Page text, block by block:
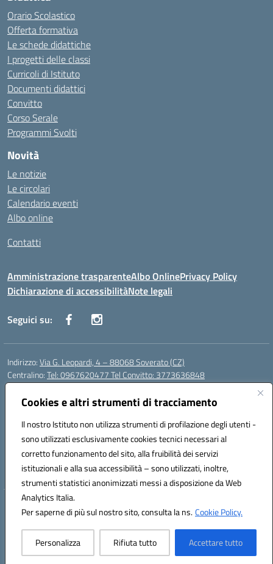
Cookies e altri strumenti di tracciamento
Il nostro Istituto non utilizza strumenti di profilazione degli utenti -
sono utilizzati esclusivamente cookies tecnici necessari al
corretto funzionamento del sito, alla fruibilità dei servizi
istituzionali e alla sua accessibilità – sono utilizzati, inoltre,
strumenti statistici anonimizzati messi a disposizione da Web
Analytics Italia.
Per saperne di più sul nostro sito, consulta la ns.Cookie Policy.
Personalizza Rifiuta tutto Accettare tutto
Orario Scolastico
Offerta formativa
Le schede didattiche
I progetti delle classi
Curricoli di Istituto
Documenti didattici
Convitto
Corso Serale
Programmi Svolti
Novità
Le notizie
Le circolari
Calendario eventi
Albo online
Contatti
Amministrazione trasparenteAlbo OnlinePrivacy Policy
Dichiarazione di accessibilitàNote legali
Seguici su:
Indirizzo:Via G. Leopardi, 4 – 88068 Soverato (CZ)
Centralino:Tel: 0967620477 Tel Convitto: 3773636848
Email:
Posta elettronica certificata (PEC):czrh04000q@pec.istruzione.it
Codice fiscale: 84000690796
Codice meccanografico:CZRH04000Q
Codice Indice delle Pubbliche Amministrazioni (IPA): istsc_czrh04000q
Codice unico di fatturazione (CUF): UF9M13
Hosting & Powered by 3D Solution S.r.l.
Concept & Design by Designers Italia